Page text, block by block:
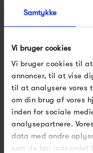
Samtykke
Vi bruger cookies
Vi bruger cookies til
annoncer, til at vise
til at analysere vores
om din brug af vores
inden for sociale
analysepartnere.
data med andre
som de har indsamlet
holdbarhed og levetid.
Produkter